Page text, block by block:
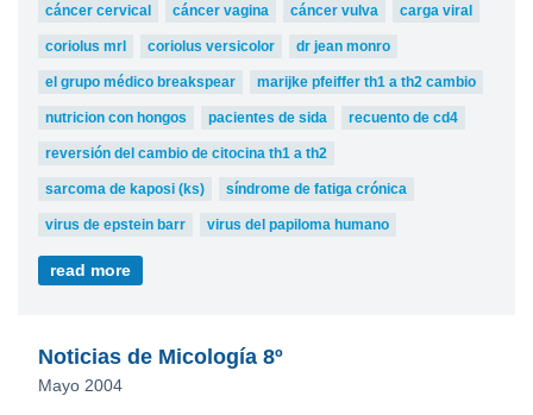
cáncer cervical cáncer vagina cáncer vulva carga viral
coriolus mrl coriolus versicolor dr jean monro
el grupo médico breakspear marijke pfeiffer th1 a th2 cambio
nutricion con hongos pacientes de sida recuento de cd4
reversión del cambio de citocina th1 a th2
sarcoma de kaposi (ks) síndrome de fatiga crónica
virus de epstein barr virus del papiloma humano
read more
Noticias de Micología 8º
Mayo 2004